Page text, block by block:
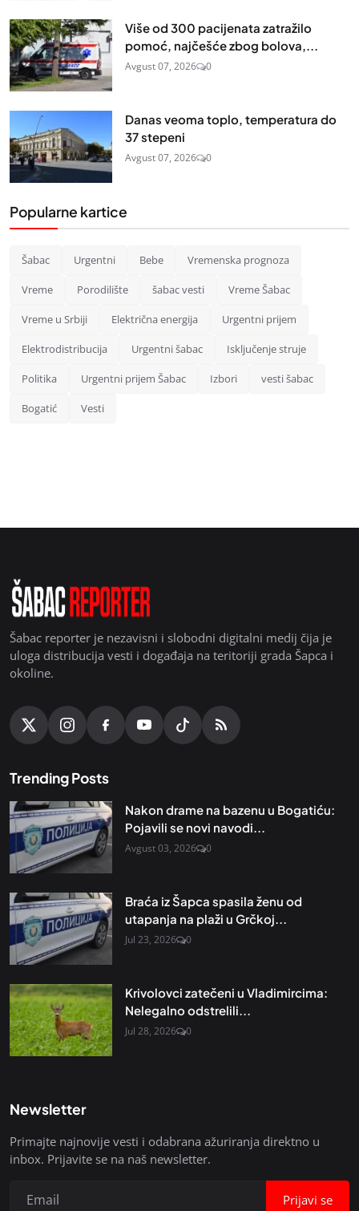
Više od 300 pacijenata zatražilo
pomoć, najčešće zbog bolova,...
Avgust 07, 2026 0
Danas veoma toplo, temperatura do
37 stepeni
Avgust 07, 2026 0
Popularne kartice
Šabac Urgentni Bebe Vremenska prognoza
Vreme Porodilište šabac vesti Vreme Šabac
Vreme u Srbiji Električna energija Urgentni prijem
Elektrodistribucija Urgentni šabac Isključenje struje
Politika Urgentni prijem Šabac Izbori vesti šabac
Bogatić Vesti
Šabac reporter je nezavisni i slobodni digitalni medij čija je
uloga distribucija vesti i događaja na teritoriji grada Šapca i
okoline.
Trending Posts
Nakon drame na bazenu u Bogatiću:
Pojavili se novi navodi...
Avgust 03, 2026 0
Braća iz Šapca spasila ženu od
utapanja na plaži u Grčkoj...
Jul 23, 2026 0
Krivolovci zatečeni u Vladimircima:
Nelegalno odstrelili...
Jul 28, 2026 0
Newsletter
Primajte najnovije vesti i odabrana ažuriranja direktno u
inbox. Prijavite se na naš newsletter.
Prijavi se